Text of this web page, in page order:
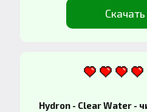
Скачать
Hydron - Clear Water -